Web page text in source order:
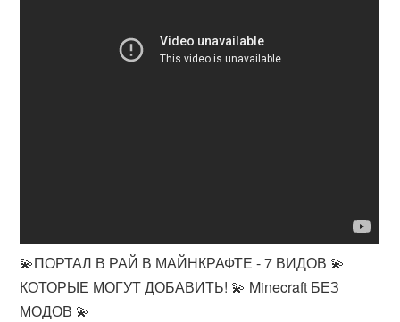
💫ПОРТАЛ В РАЙ В МАЙНКРАФТЕ - 7 ВИДОВ 💫
КОТОРЫЕ МОГУТ ДОБАВИТЬ! 💫 Minecraft БЕЗ
МОДОВ 💫